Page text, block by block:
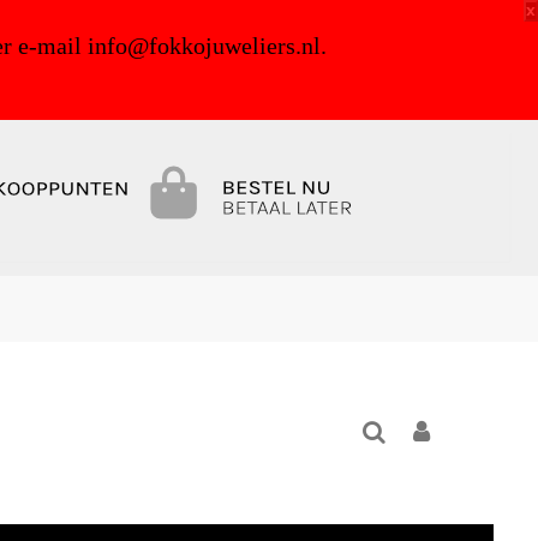
e-mail info@fokkojuweliers.nl.
x